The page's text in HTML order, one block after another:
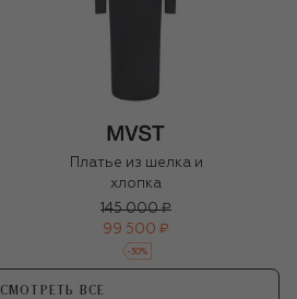
Платье из шелка и
хлопка
145 000 ₽
99 500 ₽
-30%
СМОТРЕТЬ ВСЕ